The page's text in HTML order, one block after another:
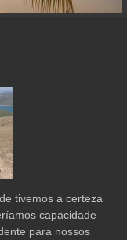
tivemos a certeza
capacidade
para nossos